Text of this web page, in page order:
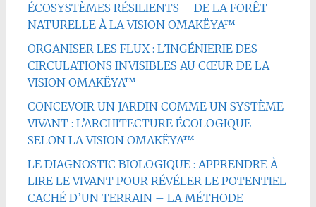
ÉCOSYSTÈMES RÉSILIENTS – DE LA FORÊT
NATURELLE À LA VISION OMAKËYA™
ORGANISER LES FLUX : L’INGÉNIERIE DES
CIRCULATIONS INVISIBLES AU CŒUR DE LA
VISION OMAKËYA™
CONCEVOIR UN JARDIN COMME UN SYSTÈME
VIVANT : L’ARCHITECTURE ÉCOLOGIQUE
SELON LA VISION OMAKËYA™
LE DIAGNOSTIC BIOLOGIQUE : APPRENDRE À
LIRE LE VIVANT POUR RÉVÉLER LE POTENTIEL
CACHÉ D’UN TERRAIN – LA MÉTHODE